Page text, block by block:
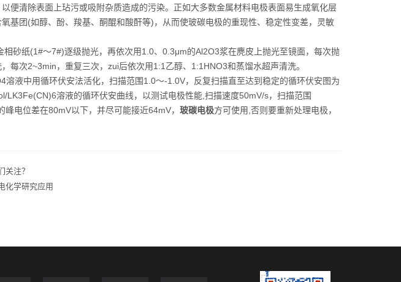
清除表面上玷污或吸附杂质造成的污染。正如大多数金属材料电极表面易生成氧化层
基团(如醇、酚、羧基、酮醌和酸酐等)，从而使玻碳电极的重现性、稳定性变差，灵敏
纸(1#～7#)逐级抛光，再依次用1.0、0.3μm的Al2O3浆在麂皮上抛光至镜面，每次抛
每次2~3min，重复三次，zui后依次用1:1乙醇、1:1HNO3和蒸馏水超声清洗。
液中用循环伏安法活化，扫描范围1.0～-1.0V，反复扫描直至达到稳定的循环伏安图为
LK3Fe(CN)6溶液的循环伏安曲线，以测试电极性能,扫描速度50mV/s，扫描范围
电位差在80mV以下，并尽可能接近64mV， 玻碳电极方可使用,否则要重新处理电极，
关注？
化学研究应用